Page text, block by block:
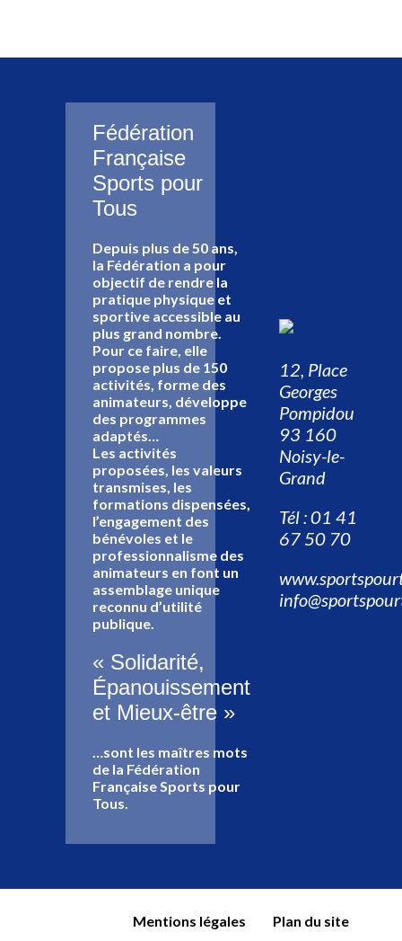
Fédération
Française
Sports pour
Tous
Depuis plus de 50 ans,
la Fédération a pour
objectif de rendre la
pratique physique et
sportive accessible au
plus grand nombre.
Pour ce faire, elle
propose plus de 150
activités, forme des
animateurs, développe
des programmes
adaptés…
Les activités
proposées, les valeurs
transmises, les
formations dispensées,
l’engagement des
bénévoles et le
professionnalisme des
animateurs en font un
assemblage unique
reconnu d’utilité
publique.
« Solidarité,
Épanouissement
et Mieux-être »
…sont les maîtres mots
de la Fédération
Française Sports pour
Tous.
12, Place
Georges
Pompidou
93 160
Noisy-le-
Grand
Tél : 01 41
67 50 70
Mentions légales Plan du site